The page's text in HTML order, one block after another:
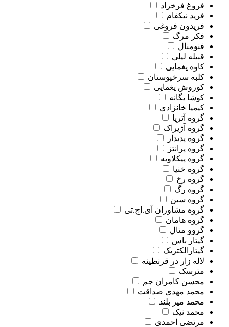
فروغ فرخزاد
فرید نیکفام
فریدون فروغی
فکر مرگ
فنومنال
قبیله لیلی
کاوه یغمایی
کلبه سرخپوستان
کوروش یغمایی
کوشا یگانه
کیمیا خانزادی
گروه آتریا
گروه آژیراک
گروه پدیدار
گروه پرانتز
گروه پیکلاویه
گروه خنیا
گروه رخ
گروه رگ
گروه سین
گروه مشاوران آی.اچ.تی
گروه هامان
گروو متال
گیتار باس
گیتارالکتریک
لاله زار در قرنطینه
مترسک
محسن کامران جم
محمد مهدی صداقت
محمد میر بلند
محمد نیک
مرتضی احمدی